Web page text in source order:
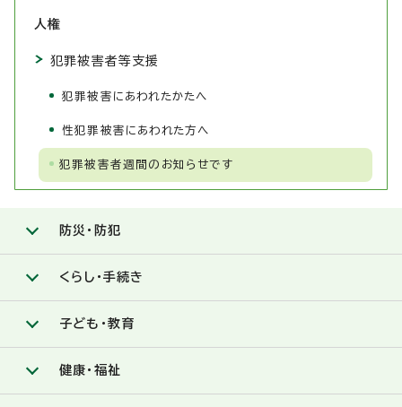
人権
犯罪被害者等支援
犯罪被害にあわれたかたへ
性犯罪被害にあわれた方へ
犯罪被害者週間のお知らせです
防災・防犯
くらし・手続き
子ども・教育
健康・福祉